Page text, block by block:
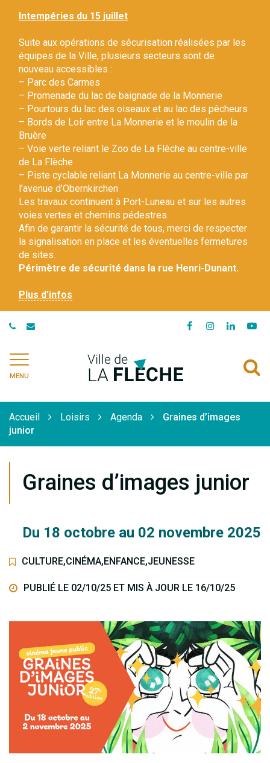
Intempéries du 15 juillet
Suite aux opérations de sécurisation réalisées par les
équipes de la Ville, plusieurs secteurs sont de
nouveau accessibles :
– Parc des Carmes
– Promenade du lac de baignade de la Monnerie
– Pourtours du lac des oiseaux et au lac des pêcheurs
– Bords de Loir entre La Monnerie et le moulin de la
Bruère
– Voie verte reliant le Zoo de La Flèche au centre-ville
de La Flèche
– Piste cyclable reliant La Monnerie au centre-ville par
l’avenue d’Obernkirchen
Les travaux continuent à Port-Luneau et sur les autres
voies vertes et chemins pédestres.
Afin de garantir la sécurité de tous, merci de respecter
la signalisation en place et les éventuelles fermetures
de sites.
Périmètre de sécurité dans la rue Henri-Dunant.
Plus d’infos
Lien
Lien
compte
Instagram
Lien
compte
MENU
Accueil Loisirs Agenda
Graines d’images
junior
Graines d’images junior
Du 18 octobre au 02 novembre 2025
CULTURE,CINÉMA,ENFANCE,JEUNESSE
PUBLIÉ LE 02/10/25 ET MIS À JOUR LE 16/10/25